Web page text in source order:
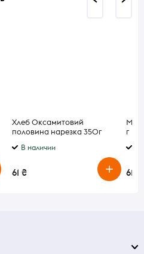
Хлеб Оксамитовий
половина нарезка 350г
В наличии
61 ₴
г
61 ₴